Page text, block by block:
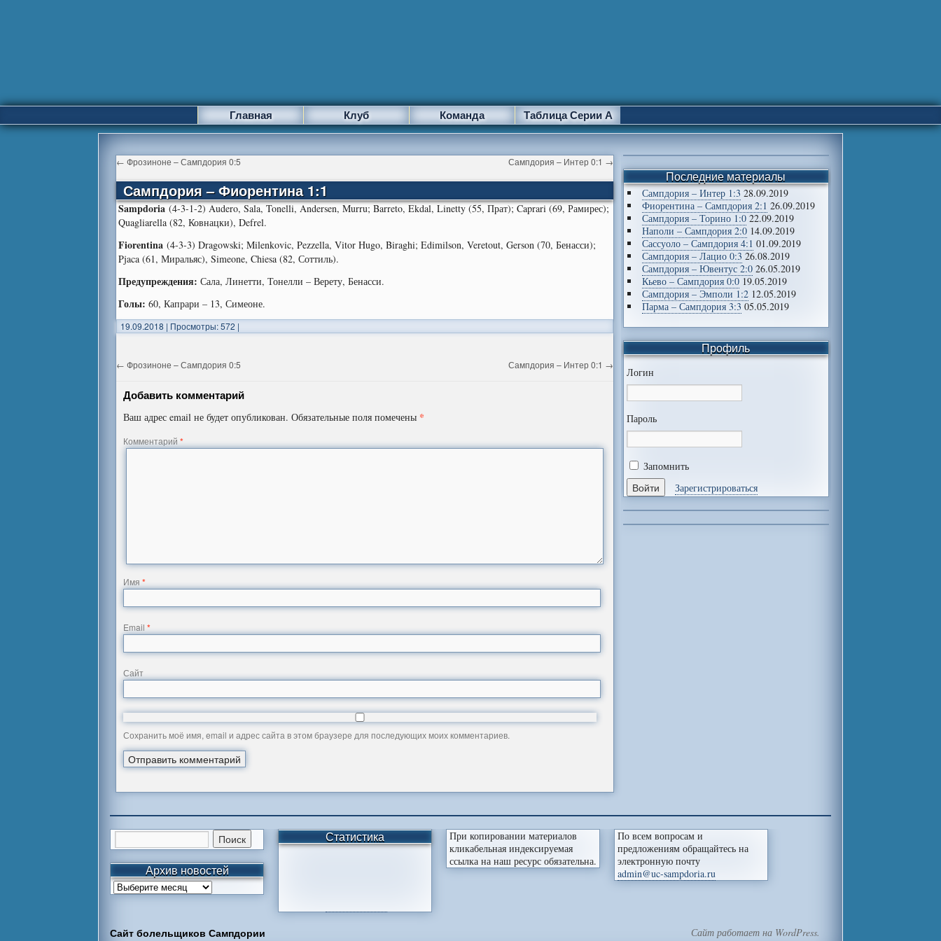
Главная Клуб Команда Таблица Серии А
← Фрозиноне – Сампдория 0:5 Сампдория – Интер 0:1 →
Сампдория – Фиорентина 1:1
Sampdoria(4-3-1-2) Audero, Sala, Tonelli, Andersen, Murru; Barreto, Ekdal, Linetty (55, Прат); Caprari (69, Рамирес);
Quagliarella (82, Ковнацки), Defrel.
Fiorentina (4-3-3) Dragowski; Milenkovic, Pezzella, Vitor Hugo, Biraghi; Edimilson, Veretout, Gerson (70, Бенасси);
Pjaca (61, Миральяс), Simeone, Chiesa (82, Соттиль).
Предупреждения: Сала, Линетти, Тонелли – Верету, Бенасси.
Голы: 60, Капрари – 13, Симеоне.
19.09.2018 | Просмотры: 572 |
← Фрозиноне – Сампдория 0:5 Сампдория – Интер 0:1 →
Добавить комментарий
Ваш адрес email не будет опубликован. Обязательные поля помечены *
Комментарий*
Имя*
Email*
Сайт
Сохранить моё имя, email и адрес сайта в этом браузере для последующих моих комментариев.
Последние материалы
Сампдория – Интер 1:3 28.09.2019
Фиорентина – Сампдория 2:1 26.09.2019
Сампдория – Торино 1:0 22.09.2019
Наполи – Сампдория 2:0 14.09.2019
Сассуоло – Сампдория 4:1 01.09.2019
Сампдория – Лацио 0:3 26.08.2019
Сампдория – Ювентус 2:0 26.05.2019
Кьево – Сампдория 0:0 19.05.2019
Сампдория – Эмполи 1:2 12.05.2019
Парма – Сампдория 3:3 05.05.2019
Профиль
Логин
Пароль
Запомнить
Зарегистрироваться
Архив новостей
Статистика
При копировании материалов
кликабельная индексируемая
ссылка на наш ресурс обязательна.
По всем вопросам и
предложениям обращайтесь на
электронную почту
admin@uc-sampdoria.ru
Сайт болельщиков Сампдории Сайт работает на WordPress.